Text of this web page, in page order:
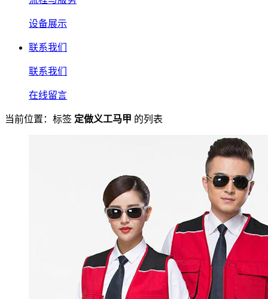
设备展示
联系我们
联系我们
在线留言
当前位置：标签 定做义工马甲 的列表